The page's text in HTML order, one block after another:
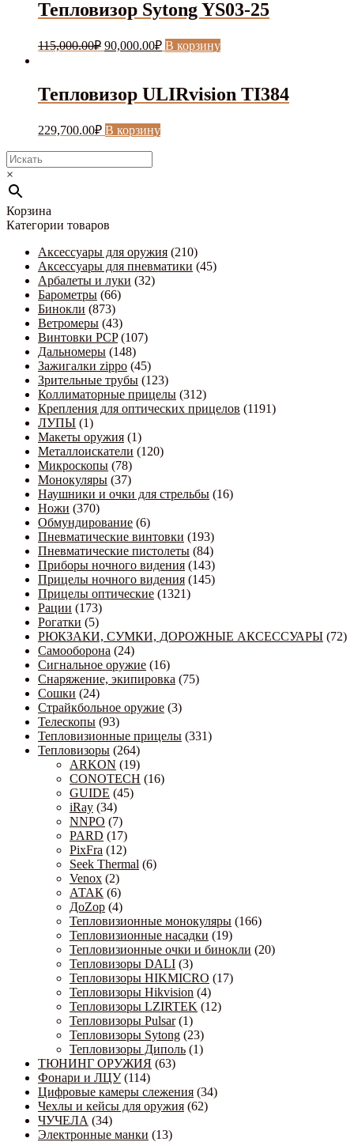
Тепловизор Sytong YS03-25
115,000.00₽ Первоначальная
115,000.00₽.
90,000.00₽Текущая
цена:
В корзину
Тепловизор ULIRvision TI384
229,700.00₽ В корзину
×
Корзина
Категории товаров
Аксессуары для оружия (210)
Аксессуары для пневматики (45)
Арбалеты и луки (32)
Барометры (66)
Бинокли (873)
Ветромеры (43)
Винтовки PCP (107)
Дальномеры (148)
Зажигалки zippo (45)
Зрительные трубы (123)
Коллиматорные прицелы (312)
Крепления для оптических прицелов (1191)
ЛУПЫ (1)
Макеты оружия (1)
Металлоискатели (120)
Микроскопы (78)
Монокуляры (37)
Наушники и очки для стрельбы (16)
Ножи (370)
Обмундирование (6)
Пневматические винтовки (193)
Пневматические пистолеты (84)
Приборы ночного видения (143)
Прицелы ночного видения (145)
Прицелы оптические (1321)
Рации (173)
Рогатки (5)
РЮКЗАКИ, СУМКИ, ДОРОЖНЫЕ АКСЕССУАРЫ (72)
Самооборона (24)
Сигнальное оружие (16)
Снаряжение, экипировка (75)
Сошки (24)
Страйкбольное оружие (3)
Телескопы (93)
Тепловизионные прицелы (331)
Тепловизоры (264)
ARKON (19)
CONOTECH (16)
GUIDE (45)
iRay (34)
NNPO (7)
PARD (17)
PixFra (12)
Seek Thermal (6)
Venox (2)
АТАК (6)
ДоZор (4)
Тепловизионные монокуляры (166)
Тепловизионные насадки (19)
Тепловизионные очки и бинокли (20)
Тепловизоры DALI (3)
Тепловизоры HIKMICRO (17)
Тепловизоры Hikvision (4)
Тепловизоры LZIRTEK (12)
Тепловизоры Pulsar (1)
Тепловизоры Sytong (23)
Тепловизоры Диполь (1)
ТЮНИНГ ОРУЖИЯ (63)
Фонари и ЛЦУ (114)
Цифровые камеры слежения (34)
Чехлы и кейсы для оружия (62)
ЧУЧЕЛА (34)
Электронные манки (13)